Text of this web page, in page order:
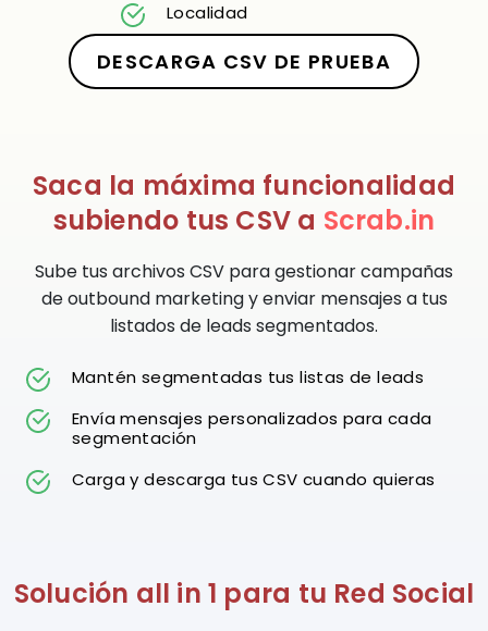
Localidad
DESCARGA CSV DE PRUEBA
Saca la máxima funcionalidad
subiendo tus CSV a Scrab.in
Sube tus archivos CSV para gestionar campañas
de outbound marketing y enviar mensajes a tus
listados de leads segmentados.
Mantén segmentadas tus listas de leads
Envía mensajes personalizados para cada
segmentación
Carga y descarga tus CSV cuando quieras
Solución all in 1 para tu Red Social